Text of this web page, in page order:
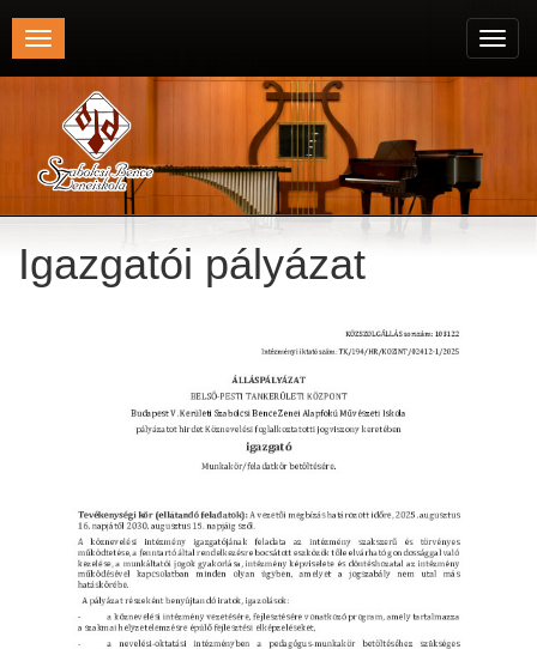
Toggle
navigation
Igazgatói pályázat